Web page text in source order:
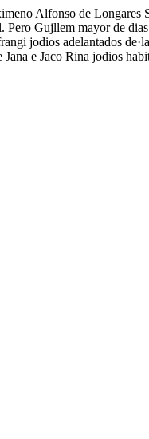
Alfonso de
Gujllem mayor de
jodios adelantados
e Jaco Rina jodios